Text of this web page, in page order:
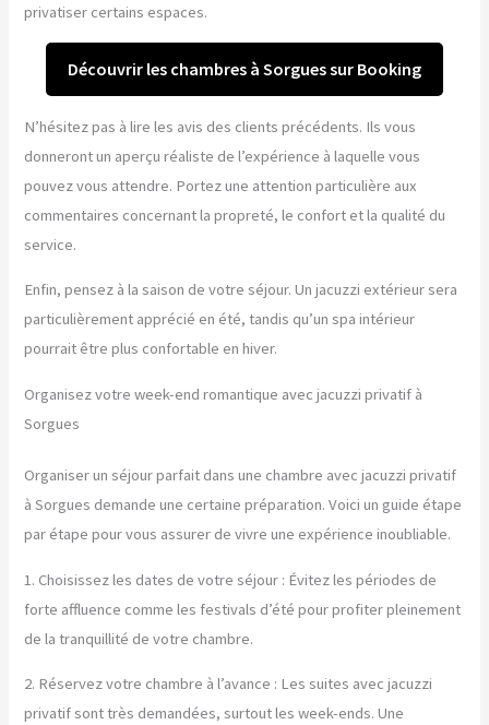
privatiser certains espaces.
Découvrir les chambres à Sorgues sur Booking
N’hésitez pas à lire les avis des clients précédents. Ils vous
donneront un aperçu réaliste de l’expérience à laquelle vous
pouvez vous attendre. Portez une attention particulière aux
commentaires concernant la propreté, le confort et la qualité du
service.
Enfin, pensez à la saison de votre séjour. Un jacuzzi extérieur sera
particulièrement apprécié en été, tandis qu’un spa intérieur
pourrait être plus confortable en hiver.
Organisez votre week-end romantique avec jacuzzi privatif à
Sorgues
Organiser un séjour parfait dans une chambre avec jacuzzi privatif
à Sorgues demande une certaine préparation. Voici un guide étape
par étape pour vous assurer de vivre une expérience inoubliable.
1. Choisissez les dates de votre séjour : Évitez les périodes de
forte affluence comme les festivals d’été pour profiter pleinement
de la tranquillité de votre chambre.
2. Réservez votre chambre à l’avance : Les suites avec jacuzzi
privatif sont très demandées, surtout les week-ends. Une